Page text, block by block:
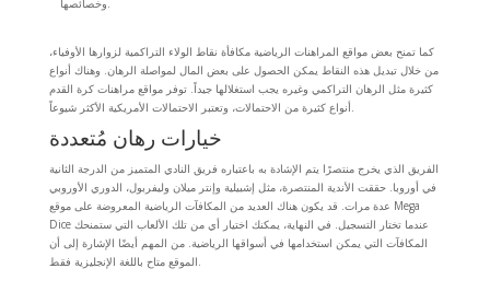
وخصائصها.
كما تمنح بعض مواقع المراهنات الرياضية مكافأة نقاط الولاء التراكمية لزوارها الأوفياء،
من خلال تبديل هذه النقاط يمكن الحصول على بعض المال لمواصلة الرهان. وهناك أنواع
كثيرة مثل الرهان التراكمي وغيره يجب استغلالها جيداً. توفر مواقع مراهنات كرة القدم
أنواع كثيرة من الاحتمالات، وتعتبر الاحتمالات الأمريكية الأكثر شيوعاً.
خيارات رهان مُتعددة
الفريق الذي يخرج منتصرًا يتم الإشادة به باعتباره فريق النادي المتميز من الدرجة الثانية
في أوروبا. حققت الأندية المنتصرة، مثل إشبيلية وإنتر ميلان وليفربول، الدوري الأوروبي
عدة مرات. قد يكون هناك العديد من المكافآت الرياضية المعروضة على موقع Mega
Dice عندما تختار التسجيل. في النهاية، يمكنك اختيار أي من تلك الألعاب التي ستمنحك
المكافآت التي يمكن استخدامها في أسواقها الرياضية. من المهم أيضًا الإشارة إلى أن
الموقع متاح باللغة الإنجليزية فقط.